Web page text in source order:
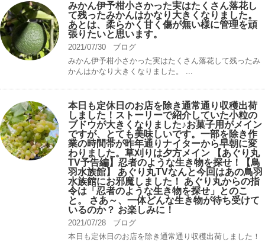
みかん伊予柑小さかった実はたくさん落花し
て残ったみかんはかなり大きくなりました。
あとは、柔らかく甘く傷が無い様に管理を頑
張りたいと思います。
2021/07/30
ブログ
みかん伊予柑小さかった実はたくさん落花して残ったみ
かんはかなり大きくなりました。 ...
本日も定休日のお店を除き通常通り収穫出荷
しました！ストーリーで紹介していた小粒の
ブドウが大きくなりました♪お菓子用がメイン
ですが、とても美味しいです。一部を除き作
業の時間帯が昨年通りナイターから早朝に変
わりました。草刈りは夕方メイン 【あぐり丸
TV予告編】忍者のような生き物を探せ！【鳥
羽水族館】 あぐり丸TVなんと今回はあの鳥羽
水族館にお邪魔しました！ あぐり丸からの指
令は「忍者のような生き物を探せ」とのこ
と。 さあ～、一体どんな生き物が待ち受けて
いるのか？ お楽しみに！
2021/07/28
ブログ
本日も定休日のお店を除き通常通り収穫出荷しました！